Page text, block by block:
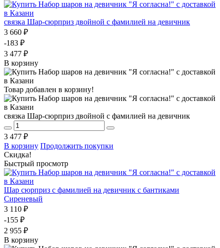
связка Шар-сюрприз двойной с фамилией на девичник
3 660 ₽
-183 ₽
3 477 ₽
В корзину
Товар добавлен в корзину!
связка Шар-сюрприз двойной с фамилией на девичник
3 477 ₽
В корзину Продолжить покупки
Скидка!
Быстрый просмотр
Шар сюрприз с фамилией на девичник с бантиками
Сиреневый
3 110 ₽
-155 ₽
2 955 ₽
В корзину